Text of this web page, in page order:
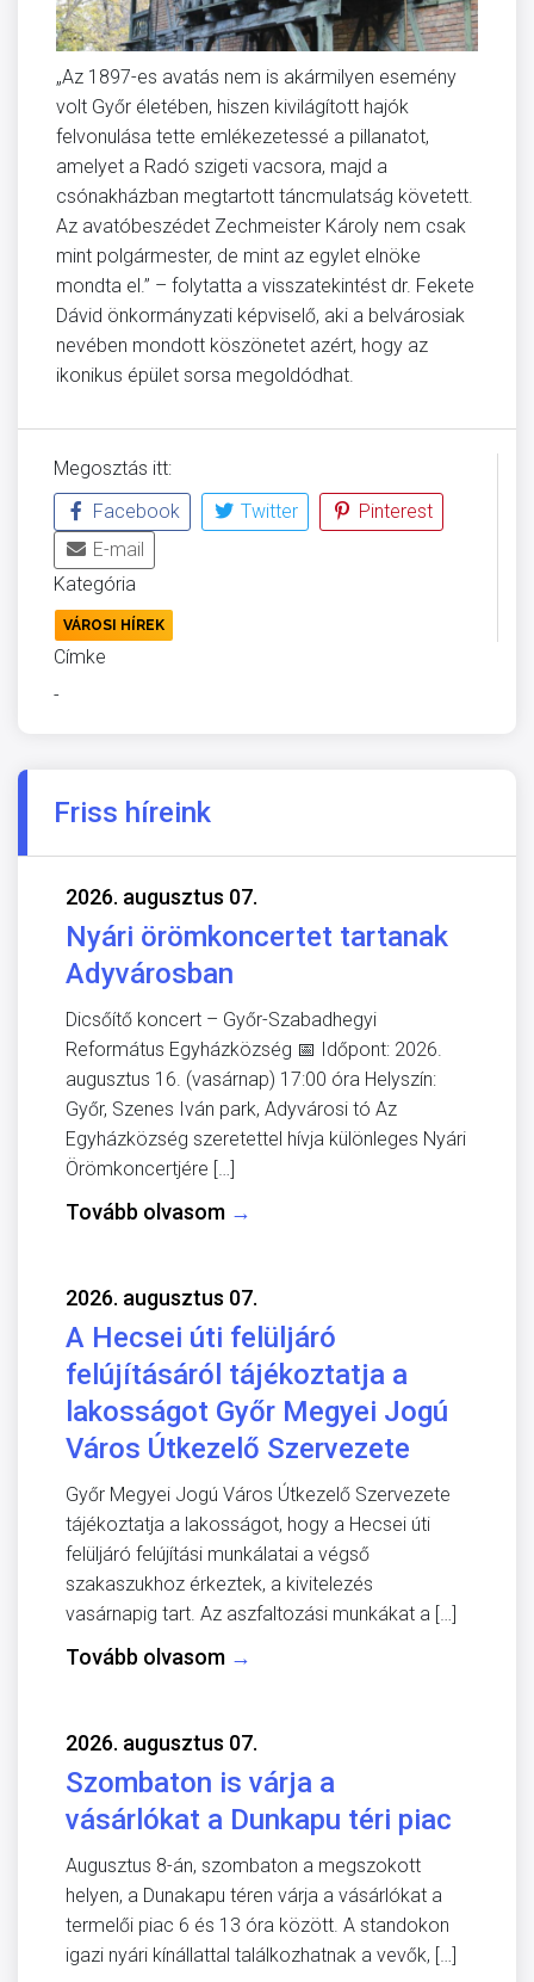
„Az 1897-es avatás nem is akármilyen esemény
volt Győr életében, hiszen kivilágított hajók
felvonulása tette emlékezetessé a pillanatot,
amelyet a Radó szigeti vacsora, majd a
csónakházban megtartott táncmulatság követett.
Az avatóbeszédet Zechmeister Károly nem csak
mint polgármester, de mint az egylet elnöke
mondta el.” – folytatta a visszatekintést dr. Fekete
Dávid önkormányzati képviselő, aki a belvárosiak
nevében mondott köszönetet azért, hogy az
ikonikus épület sorsa megoldódhat.
Megosztás itt:
Facebook
Twitter
Pinterest
E-mail
Kategória
VÁROSI HÍREK
Címke
-
Friss híreink
2026. augusztus 07.
Nyári örömkoncertet tartanak
Adyvárosban
Dicsőítő koncert – Győr-Szabadhegyi
Református Egyházközség 📅 Időpont: 2026.
augusztus 16. (vasárnap) 17:00 óra Helyszín:
Győr, Szenes Iván park, Adyvárosi tó Az
Egyházközség szeretettel hívja különleges Nyári
Örömkoncertjére […]
Tovább olvasom →
2026. augusztus 07.
A Hecsei úti felüljáró
felújításáról tájékoztatja a
lakosságot Győr Megyei Jogú
Város Útkezelő Szervezete
Győr Megyei Jogú Város Útkezelő Szervezete
tájékoztatja a lakosságot, hogy a Hecsei úti
felüljáró felújítási munkálatai a végső
szakaszukhoz érkeztek, a kivitelezés
vasárnapig tart. Az aszfaltozási munkákat a […]
Tovább olvasom →
2026. augusztus 07.
Szombaton is várja a
vásárlókat a Dunkapu téri piac
Augusztus 8-án, szombaton a megszokott
helyen, a Dunakapu téren várja a vásárlókat a
termelői piac 6 és 13 óra között. A standokon
igazi nyári kínállattal találkozhatnak a vevők, […]